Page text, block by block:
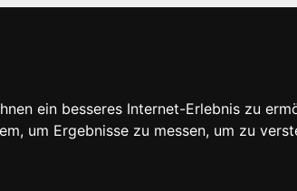
ein besseres Internet-Erlebnis zu
um Ergebnisse zu messen, um zu